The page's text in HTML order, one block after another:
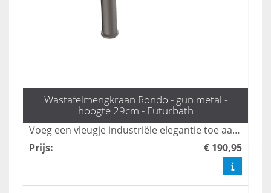
Wastafelmengkraan Rondo - gun metal -
hoogte 29cm - Futurbath
Voeg een vleugje industriële elegantie toe aan uw badkamer met de Rondo hoge mengkraan in gunmetal. Met een hoogte van 29 cm is deze kraan ideaal voor moderne badkamerontwerpen, en combineert stijl met functionaliteit voor een verfijnde uitstraling. Upgrade uw interieur met deze prachtige toevoeging die zowel esthetisch als praktisch is.
Prijs: € 190,95